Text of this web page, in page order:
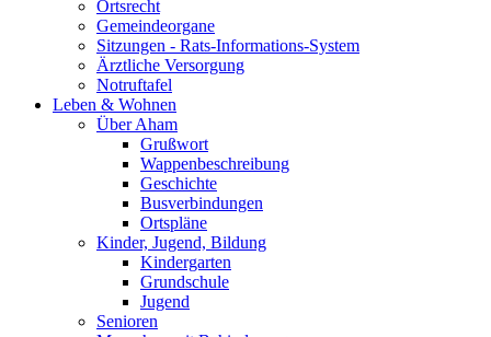
Ortsrecht
Gemeindeorgane
Sitzungen - Rats-Informations-System
Ärztliche Versorgung
Notruftafel
Leben & Wohnen
Über Aham
Grußwort
Wappenbeschreibung
Geschichte
Busverbindungen
Ortspläne
Kinder, Jugend, Bildung
Kindergarten
Grundschule
Jugend
Senioren